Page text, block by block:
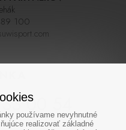
100
00 54
používame nevyhnutné
realizovať základné